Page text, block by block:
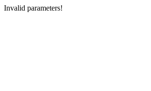
Invalid parameters!